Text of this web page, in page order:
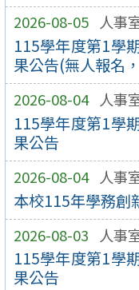
2026-08-05 人事
115學年度第1學
果公告(無人報名
2026-08-04 人事
115學年度第1學
果公告
2026-08-04 人事
本校115年學務創
2026-08-03 人事
115學年度第1學
果公告